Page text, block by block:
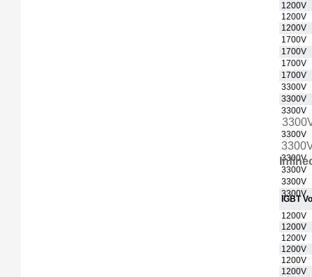
1200V
1200V
1200V
1700V
1700V
1700V
1700V
3300V
3300V
3300V
3300V
3300V
3300V
3300V
3300V
IGBT
1200V
1200V
1200V
1200V
1200V
1200V